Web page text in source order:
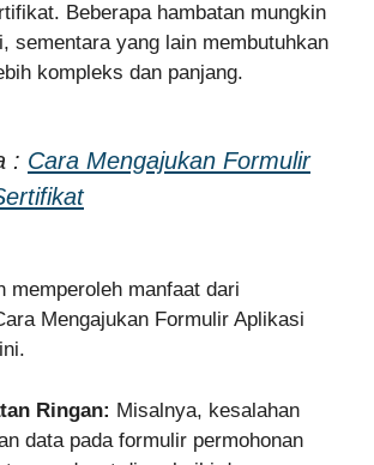
Beberapa hambatan mungkin
sementara yang lain membutuhkan
kompleks dan panjang.
: Cara Mengajukan Formulir
memperoleh manfaat dari
Mengajukan Formulir Aplikasi
Ringan: Misalnya, kesalahan
data pada formulir permohonan